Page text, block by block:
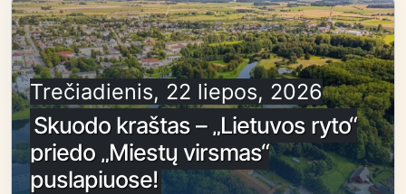
Trečiadienis, 22 liepos, 2026
Skuodo kraštas – „Lietuvos ryto“
priedo „Miestų virsmas“
puslapiuose!